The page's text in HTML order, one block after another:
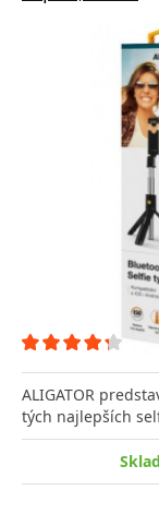
ALIGATOR
tých najlepších